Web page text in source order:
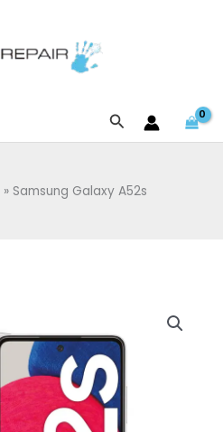
Buscar
Samsung Galaxy A52s